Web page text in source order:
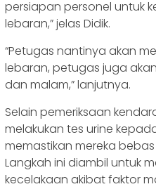
persiapan personel untuk
lebaran,” jelas Didik.
“Petugas nantinya akan
lebaran, petugas juga
dan malam,” lanjutnya.
Selain pemeriksaan
melakukan tes urine
memastikan mereka
Langkah ini diambil untuk
kecelakaan akibat faktor